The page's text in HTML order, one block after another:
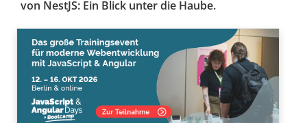
von NestJS: Ein Blick unter die Haube.